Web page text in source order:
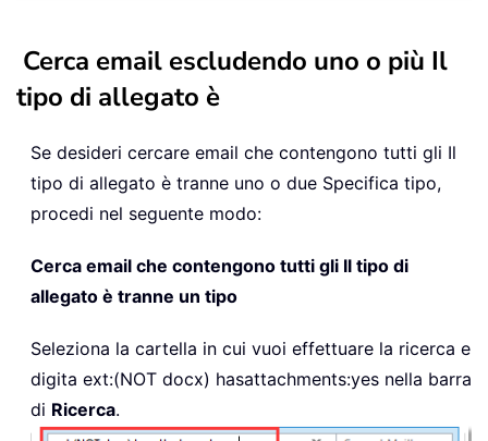
Cerca email escludendo uno o più Il
tipo di allegato è
Se desideri cercare email che contengono tutti gli Il
tipo di allegato è tranne uno o due Specifica tipo,
procedi nel seguente modo:
Cerca email che contengono tutti gli Il tipo di
allegato è tranne un tipo
Seleziona la cartella in cui vuoi effettuare la ricerca e
digita ext:(NOT docx) hasattachments:yes nella barra
di Ricerca.